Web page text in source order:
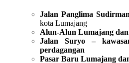
Jalan Panglima Sudirman
kota Lumajang
Alun-Alun Lumajang
Jalan Suryo –
perdagangan
Pasar Baru Lumajang